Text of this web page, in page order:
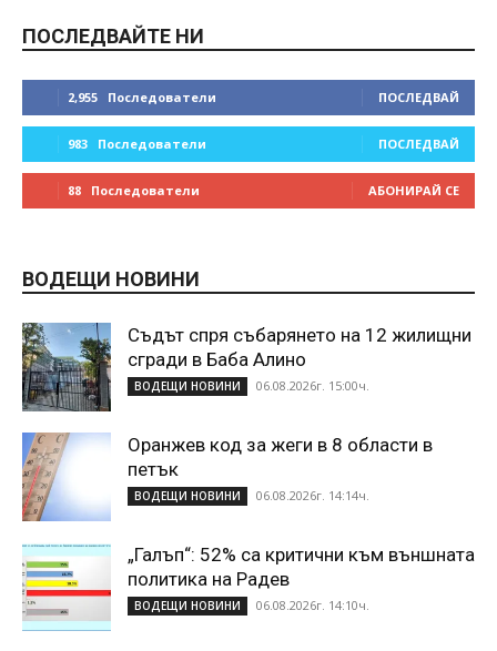
ПОСЛЕДВАЙТЕ НИ
2,955 Последователи ПОСЛЕДВАЙ
983 Последователи ПОСЛЕДВАЙ
88 Последователи АБОНИРАЙ СЕ
ВОДЕЩИ НОВИНИ
Съдът спря събарянето на 12 жилищни
сгради в Баба Алино
ВОДЕЩИ НОВИНИ 06.08.2026г. 15:00ч.
Оранжев код за жеги в 8 области в
петък
ВОДЕЩИ НОВИНИ 06.08.2026г. 14:14ч.
„Галъп“: 52% са критични към външната
политика на Радев
ВОДЕЩИ НОВИНИ 06.08.2026г. 14:10ч.